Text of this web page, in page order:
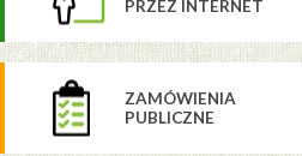
PRZEZ INTERNET
ZAMÓWIENIA
PUBLICZNE